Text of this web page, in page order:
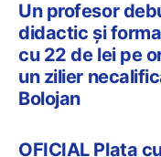
Un profesor
didactic și
cu 22 de lei pe
un zilier
Bolojan
OFICIAL Plata